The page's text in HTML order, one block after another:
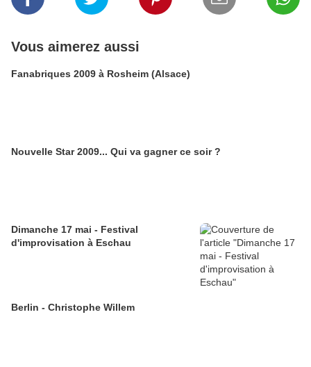
Vous aimerez aussi
Fanabriques 2009 à Rosheim (Alsace)
Nouvelle Star 2009... Qui va gagner ce soir ?
Dimanche 17 mai - Festival
d'improvisation à Eschau
Berlin - Christophe Willem